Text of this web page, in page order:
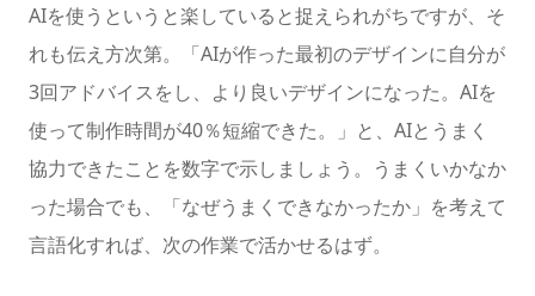
AIを使うというと楽していると捉えられがちですが、そ
れも伝え方次第。「AIが作った最初のデザインに自分が
3回アドバイスをし、より良いデザインになった。AIを
使って制作時間が40％短縮できた。」と、AIとうまく
協力できたことを数字で示しましょう。うまくいかなか
った場合でも、「なぜうまくできなかったか」を考えて
言語化すれば、次の作業で活かせるはず。